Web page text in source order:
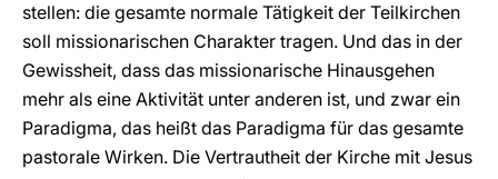
stellen: die gesamte normale Tätigkeit der Teilkirchen
soll missionarischen Charakter tragen. Und das in der
Gewissheit, dass das missionarische Hinausgehen
mehr als eine Aktivität unter anderen ist, und zwar ein
Paradigma, das heißt das Paradigma für das gesamte
pastorale Wirken. Die Vertrautheit der Kirche mit Jesus